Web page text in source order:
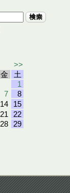
検索
>>
金
土
1
7
8
14
15
21
22
28
29